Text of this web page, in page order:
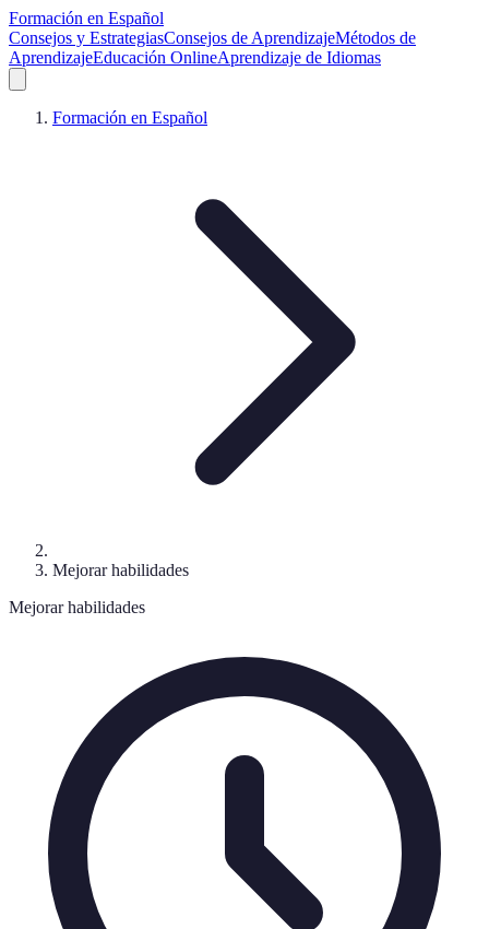
Formación en Español
Consejos y EstrategiasConsejos de AprendizajeMétodos de
AprendizajeEducación OnlineAprendizaje de Idiomas
Formación en Español
Mejorar habilidades
Mejorar habilidades